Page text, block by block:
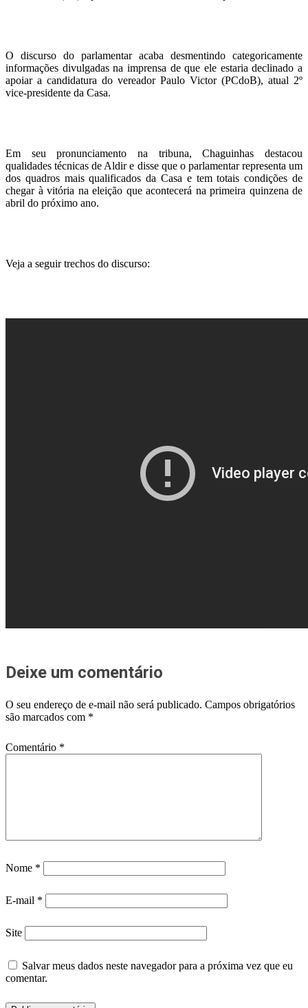
O discurso do parlamentar acaba desmentindo categoricamente
informações divulgadas na imprensa de que ele estaria declinado a
apoiar a candidatura do vereador Paulo Victor (PCdoB), atual 2º
vice-presidente da Casa.
Em seu pronunciamento na tribuna, Chaguinhas destacou
qualidades técnicas de Aldir e disse que o parlamentar representa um
dos quadros mais qualificados da Casa e tem totais condições de
chegar à vitória na eleição que acontecerá na primeira quinzena de
abril do próximo ano.
Veja a seguir trechos do discurso:
Deixe um comentário
O seu endereço de e-mail não será publicado. Campos obrigatórios
são marcados com *
Comentário *
Nome *
E-mail *
Site
Salvar meus dados neste navegador para a próxima vez que eu
comentar.